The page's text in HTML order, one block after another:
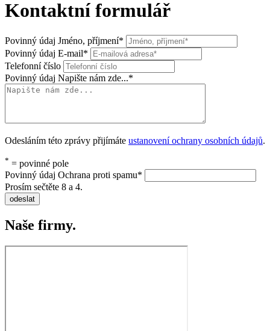
Kontaktní formulář
Povinný údaj Jméno, příjmení*
Povinný údaj E-mail*
Telefonní číslo
Povinný údaj Napište nám zde...*
Odesláním této zprávy přijímáte ustanovení ochrany osobních údajů.
* = povinné pole
Povinný údaj Ochrana proti spamu*
Prosím sečtěte 8 a 4.
odeslat
Naše firmy.